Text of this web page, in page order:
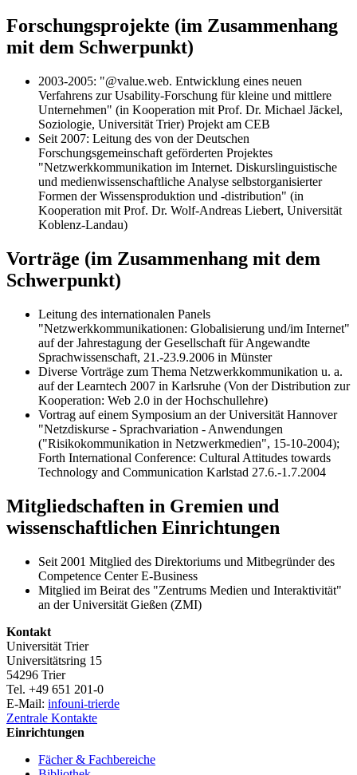
Forschungsprojekte (im Zusammenhang
mit dem Schwerpunkt)
2003-2005: "@value.web. Entwicklung eines neuen
Verfahrens zur Usability-Forschung für kleine und mittlere
Unternehmen" (in Kooperation mit Prof. Dr. Michael Jäckel,
Soziologie, Universität Trier) Projekt am CEB
Seit 2007: Leitung des von der Deutschen
Forschungsgemeinschaft geförderten Projektes
"Netzwerkkommunikation im Internet. Diskurslinguistische
und medienwissenschaftliche Analyse selbstorganisierter
Formen der Wissensproduktion und -distribution" (in
Kooperation mit Prof. Dr. Wolf-Andreas Liebert, Universität
Koblenz-Landau)
Vorträge (im Zusammenhang mit dem
Schwerpunkt)
Leitung des internationalen Panels
"Netzwerkkommunikationen: Globalisierung und/im Internet"
auf der Jahrestagung der Gesellschaft für Angewandte
Sprachwissenschaft, 21.-23.9.2006 in Münster
Diverse Vorträge zum Thema Netzwerkkommunikation u. a.
auf der Learntech 2007 in Karlsruhe (Von der Distribution zur
Kooperation: Web 2.0 in der Hochschullehre)
Vortrag auf einem Symposium an der Universität Hannover
"Netzdiskurse - Sprachvariation - Anwendungen
("Risikokommunikation in Netzwerkmedien", 15-10-2004);
Forth International Conference: Cultural Attitudes towards
Technology and Communication Karlstad 27.6.-1.7.2004
Mitgliedschaften in Gremien und
wissenschaftlichen Einrichtungen
Seit 2001 Mitglied des Direktoriums und Mitbegründer des
Competence Center E-Business
Mitglied im Beirat des "Zentrums Medien und Interaktivität"
an der Universität Gießen (ZMI)
Kontakt
Universität Trier
Universitätsring 15
54296 Trier
Tel. +49 651 201-0
E-Mail: infouni-trierde
Zentrale Kontakte
Einrichtungen
Fächer & Fachbereiche